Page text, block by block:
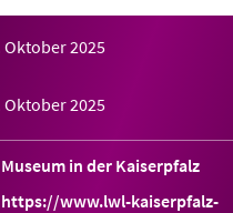
Oktober 2025
Oktober 2025
Museum in der Kaiserpfalz
https://www.lwl-kaiserpfalz-